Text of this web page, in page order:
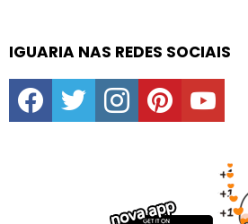
IGUARIA NAS REDES SOCIAIS
facebooktwitter instagrampinterestyoutube